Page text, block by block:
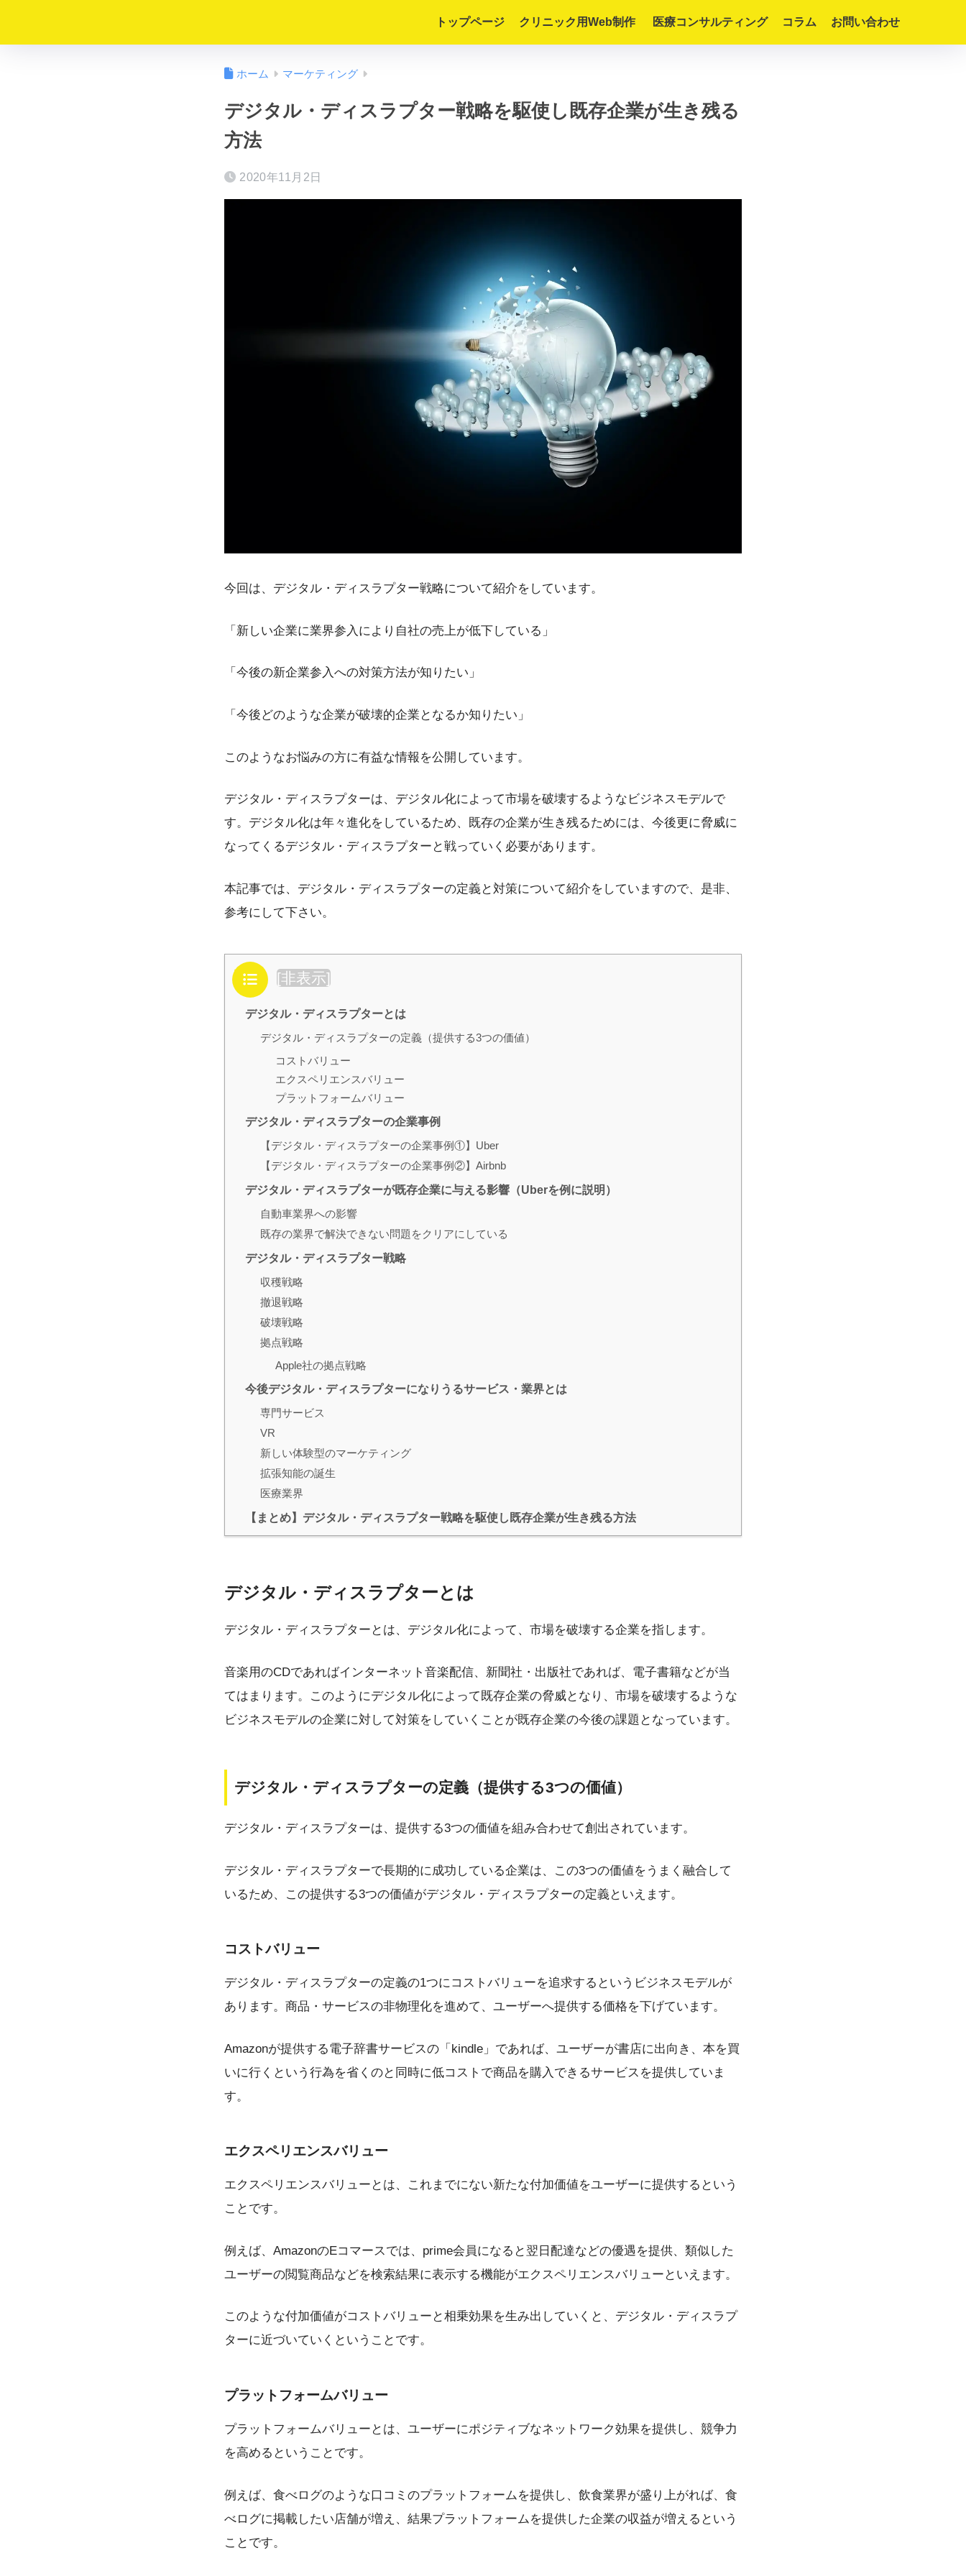
トップページ クリニック用Web制作 医療コンサルティング コラム お問い合わせ
ホーム マーケティング
デジタル・ディスラプター戦略を駆使し既存企業が生き残る
方法
2020年11月2日
今回は、デジタル・ディスラプター戦略について紹介をしています。
「新しい企業に業界参入により自社の売上が低下している」
「今後の新企業参入への対策方法が知りたい」
「今後どのような企業が破壊的企業となるか知りたい」
このようなお悩みの方に有益な情報を公開しています。
デジタル・ディスラプターは、デジタル化によって市場を破壊するようなビジネスモデルで
す。デジタル化は年々進化をしているため、既存の企業が生き残るためには、今後更に脅威に
なってくるデジタル・ディスラプターと戦っていく必要があります。
本記事では、デジタル・ディスラプターの定義と対策について紹介をしていますので、是非、
参考にして下さい。
目次 [非表示]
デジタル・ディスラプターとは
デジタル・ディスラプターの定義（提供する3つの価値）
コストバリュー
エクスペリエンスバリュー
プラットフォームバリュー
デジタル・ディスラプターの企業事例
【デジタル・ディスラプターの企業事例①】Uber
【デジタル・ディスラプターの企業事例②】Airbnb
デジタル・ディスラプターが既存企業に与える影響（Uberを例に説明）
自動車業界への影響
既存の業界で解決できない問題をクリアにしている
デジタル・ディスラプター戦略
収穫戦略
撤退戦略
破壊戦略
拠点戦略
Apple社の拠点戦略
今後デジタル・ディスラプターになりうるサービス・業界とは
専門サービス
VR
新しい体験型のマーケティング
拡張知能の誕生
医療業界
【まとめ】デジタル・ディスラプター戦略を駆使し既存企業が生き残る方法
デジタル・ディスラプターとは
デジタル・ディスラプターとは、デジタル化によって、市場を破壊する企業を指します。
音楽用のCDであればインターネット音楽配信、新聞社・出版社であれば、電子書籍などが当
てはまります。このようにデジタル化によって既存企業の脅威となり、市場を破壊するような
ビジネスモデルの企業に対して対策をしていくことが既存企業の今後の課題となっています。
デジタル・ディスラプターの定義（提供する3つの価値）
デジタル・ディスラプターは、提供する3つの価値を組み合わせて創出されています。
デジタル・ディスラプターで長期的に成功している企業は、この3つの価値をうまく融合して
いるため、この提供する3つの価値がデジタル・ディスラプターの定義といえます。
コストバリュー
デジタル・ディスラプターの定義の1つにコストバリューを追求するというビジネスモデルが
あります。商品・サービスの非物理化を進めて、ユーザーへ提供する価格を下げています。
Amazonが提供する電子辞書サービスの「kindle」であれば、ユーザーが書店に出向き、本を買
いに行くという行為を省くのと同時に低コストで商品を購入できるサービスを提供していま
す。
エクスペリエンスバリュー
エクスペリエンスバリューとは、これまでにない新たな付加価値をユーザーに提供するという
ことです。
例えば、AmazonのEコマースでは、prime会員になると翌日配達などの優遇を提供、類似した
ユーザーの閲覧商品などを検索結果に表示する機能がエクスペリエンスバリューといえます。
このような付加価値がコストバリューと相乗効果を生み出していくと、デジタル・ディスラプ
ターに近づいていくということです。
プラットフォームバリュー
プラットフォームバリューとは、ユーザーにポジティブなネットワーク効果を提供し、競争力
を高めるということです。
例えば、食べログのような口コミのプラットフォームを提供し、飲食業界が盛り上がれば、食
べログに掲載したい店舗が増え、結果プラットフォームを提供した企業の収益が増えるという
ことです。